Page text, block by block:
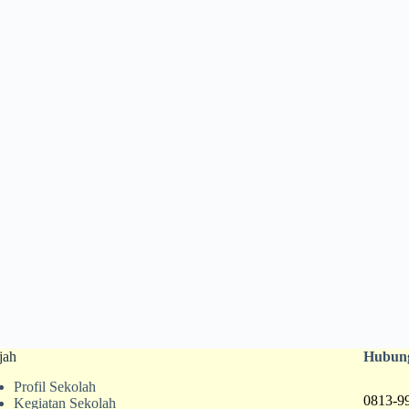
Profil Sekolah
Kegiatan Sekolah
0813-